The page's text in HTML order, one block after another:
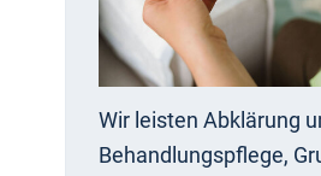
Wir leisten Abklärung
Behandlungspflege,